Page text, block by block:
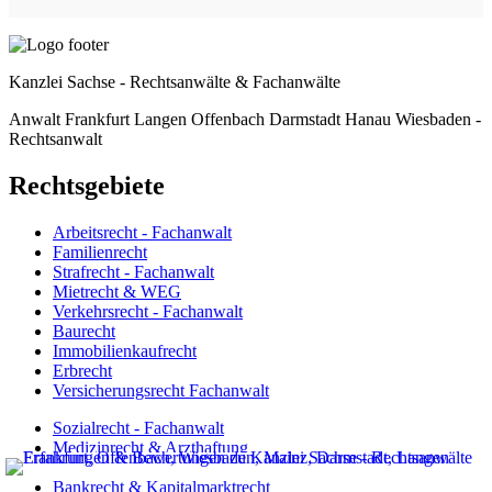
Kanzlei Sachse - Rechtsanwälte & Fachanwälte
Anwalt Frankfurt Langen Offenbach Darmstadt Hanau Wiesbaden -
Rechtsanwalt
Rechtsgebiete
Arbeitsrecht - Fachanwalt
Familienrecht
Strafrecht - Fachanwalt
Mietrecht & WEG
Verkehrsrecht - Fachanwalt
Baurecht
Immobilienkaufrecht
Erbrecht
Versicherungsrecht Fachanwalt
Sozialrecht - Fachanwalt
Medizinrecht & Arzthaftung
Verwaltungsrecht - Fachanwalt
Bankrecht & Kapitalmarktrecht